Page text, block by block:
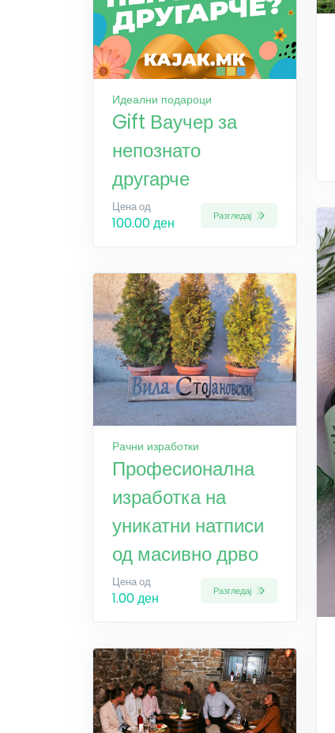
Идеални подароци
Gift Ваучер за
непознато
другарче
Цена од
100.00 ден Разгледај
Рачни изработки
Професионална
изработка на
уникатни натписи
од масивно дрво
Цена од
1.00 ден Разгледај